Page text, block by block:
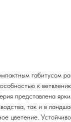
габитусом
к
представлена
так и в
цветение.